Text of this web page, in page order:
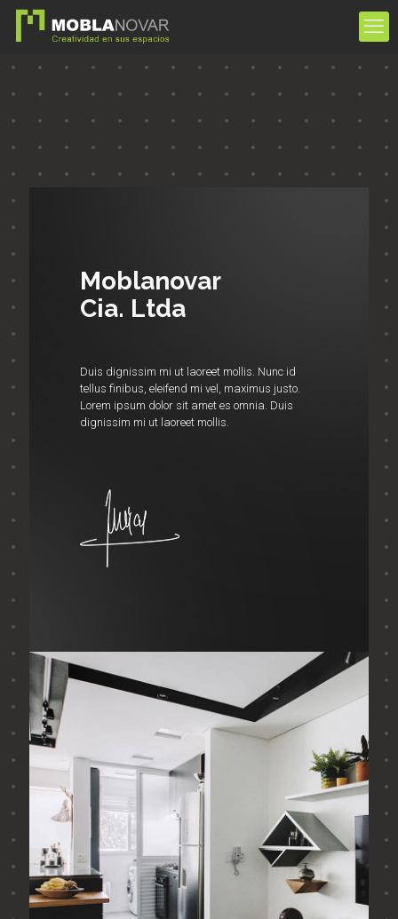
Moblanovar
Cia. Ltda
Duis dignissim mi ut laoreet mollis. Nunc id
tellus finibus, eleifend mi vel, maximus justo.
Lorem ipsum dolor sit amet es omnia. Duis
dignissim mi ut laoreet mollis.